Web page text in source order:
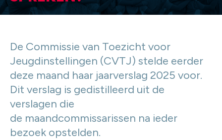
De Commissie van Toezicht voor
Jeugdinstellingen (CVTJ) stelde eerder
deze maand haar jaarverslag 2025 voor.
Dit verslag is gedistilleerd uit de
verslagen die
de maandcommissarissen na ieder
bezoek opstelden.